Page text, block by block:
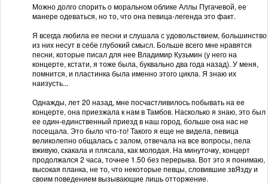
Можно долго спорить о моральном облике Аллы Пугачевой, ее
манере одеваться, но то, что она певица-легенда это факт.
Я всегда любила ее песни и слушала с удовольствием, большинство
из них несут в себе глубокий смысл. Больше всего мне нравятся
песни, которые писал для нее Владимир Кузьмин (у него на
концерте, кстати, я тоже была, буквально два года назад). У меня,
помнится, и пластинка была именно этого цикла. Я знаю их
наизусть...
Однажды, лет 20 назад, мне посчастливилось побывать на ее
концерте, она приезжала к нам в Тамбов. Насколько я знаю, это был
ее один-единственный приезд в наш город, больше она нас не
посещала. Это было что-то! Такого я еще не видела, певица
великолепно общалась с залом, отвечала на все вопросы, пела
вживую, скакала и плясала, как молодая. На минуточку, концерт
продолжался 2 часа, точнее 1.50 без перерыва. Вот это я понимаю,
высокая планка, не то, что некоторые певцы, словившие звЯзду и
своим поведением вызывающие лишь отторжение.